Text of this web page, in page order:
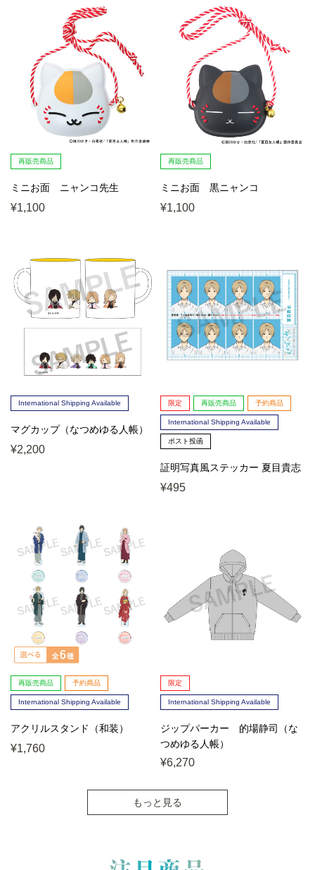
再販売商品
ミニお面 ニャンコ先生
¥1,100
再販売商品
ミニお面 黒ニャンコ
¥1,100
International Shipping Available
マグカップ（なつめゆる人帳）
¥2,200
限定 再販売商品 予約商品
International Shipping Available
ポスト投函
証明写真風ステッカー 夏目貴志
¥495
再販売商品 予約商品
International Shipping Available
アクリルスタンド（和装）
¥1,760
限定
International Shipping Available
ジップパーカー 的場静司（な
つめゆる人帳）
¥6,270
もっと見る